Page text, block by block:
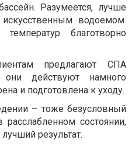
Разумеется, лучше
водоемом.
температур благотворно
предлагают СПА
действуют намного
и подготовлена к уходу.
– тоже безусловный
состоянии,
результат.